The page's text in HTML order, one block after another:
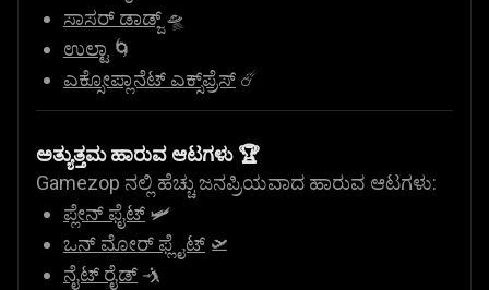
ಸಾಸರ್ ಡಾಡ್ಜ್ 🛸
ಉಲ್ಟಾ 🌀
ಎಕ್ಸೋಪ್ಲಾನೆಟ್ ಎಕ್ಸ್‌ಪ್ರೆಸ್ ☄️
ಅತ್ಯುತ್ತಮ ಹಾರುವ ಆಟಗಳು 🏆
Gamezop ನಲ್ಲಿ ಹೆಚ್ಚು ಜನಪ್ರಿಯವಾದ ಹಾರುವ ಆಟಗಳು:
ಪ್ಲೇನ್ ಫೈಟ್ 🛩️
ಒನ್ ಮೋರ್ ಫ್ಲೈಟ್ 🛫
ನೈಟ್ ರೈಡ್ 🤺